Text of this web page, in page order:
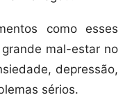
como esses
mal-estar no
depressão,
sérios.